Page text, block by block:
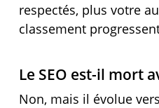
respectés, plus votre
classement
Le SEO est-il mort
Non, mais il évolue